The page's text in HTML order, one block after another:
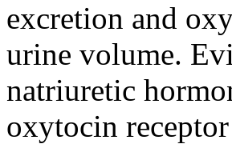
excretion and
urine volume.
natriuretic
oxytocin